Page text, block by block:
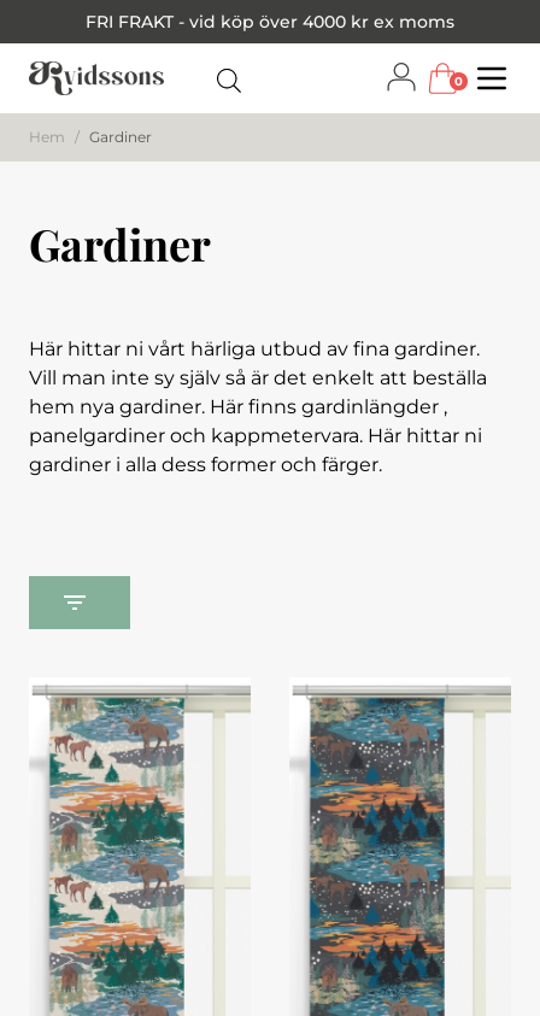
FRI FRAKT - vid köp över 4000 kr ex moms
0
Hem / Gardiner
Gardiner
Här hittar ni vårt härliga utbud av fina gardiner.
Vill man inte sy själv så är det enkelt att beställa
hem nya gardiner. Här finns gardinlängder ,
panelgardiner och kappmetervara. Här hittar ni
gardiner i alla dess former och färger.